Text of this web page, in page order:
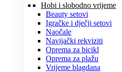
Hobi i slobodno vrijeme
Beauty setovi
Igračke i dječji setovi
Naočale
Navijački rekviziti
Oprema za bicikl
Oprema za plažu
Vrijeme blagdana